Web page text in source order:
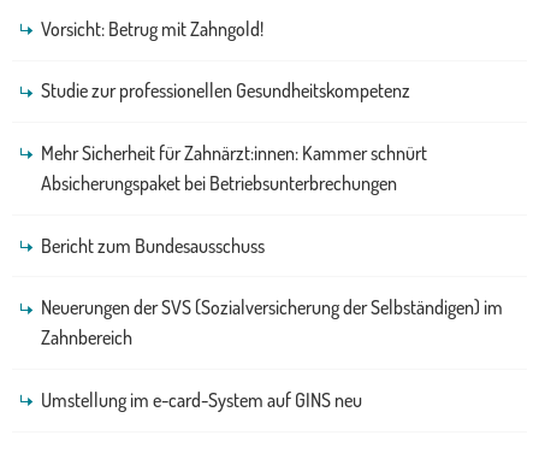
Vorsicht: Betrug mit Zahngold!
Studie zur professionellen Gesundheitskompetenz
Mehr Sicherheit für Zahnärzt:innen: Kammer schnürt
Absicherungspaket bei Betriebsunterbrechungen
Bericht zum Bundesausschuss
Neuerungen der SVS (Sozialversicherung der Selbständigen) im
Zahnbereich
Umstellung im e-card-System auf GINS neu